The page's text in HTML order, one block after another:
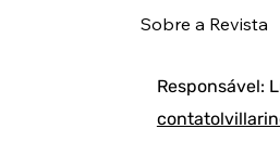
Responsável:
Sobre a Revista